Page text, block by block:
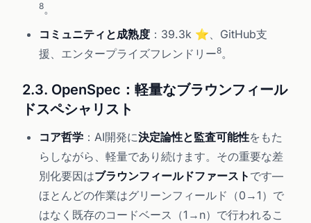
8。
コミュニティと成熟度 ：39.3k ⭐、GitHub支
援、エンタープライズフレンドリー8。
2.3. OpenSpec：軽量なブラウンフィール
ドスペシャリスト
コア哲学 ：AI開発に決定論性と監査可能性をもた
らしながら、軽量であり続けます。その重要な差
別化要因はブラウンフィールドファースト です—
ほとんどの作業はグリーンフィールド（0→1）で
はなく既存のコードベース（1→n）で行われるこ